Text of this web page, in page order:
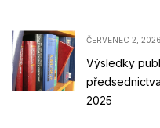
ČERVENEC 2, 2026
Výsledky
2025